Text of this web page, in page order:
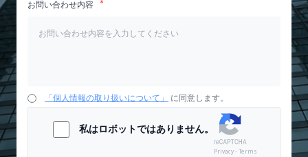
お問い合わせ内容
「個人情報の取り扱いについて」 に同意します。
私はロボットではありません。
Privacy - Terms